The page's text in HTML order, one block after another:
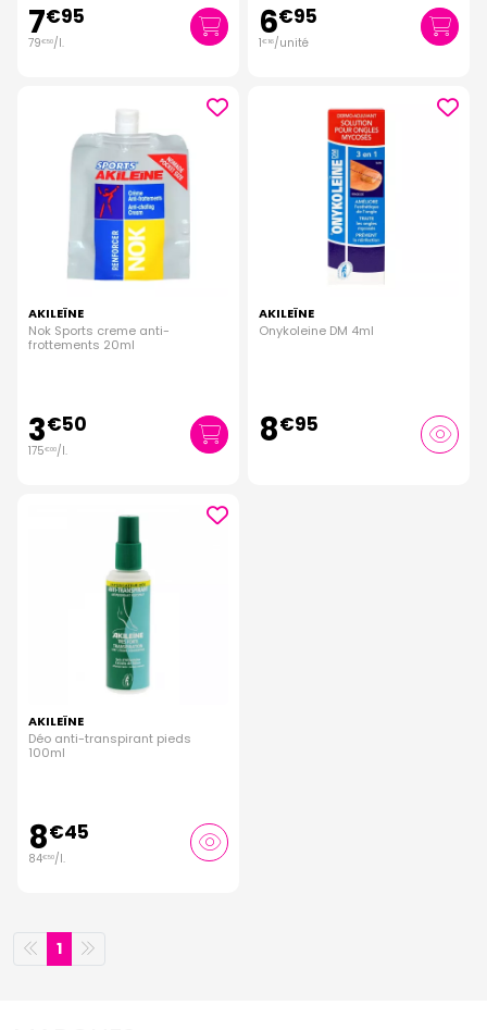
7€95
79€50/l. 6€95
1€ 16/unité
AKILEÏNE
Nok Sports creme anti-
frottements 20ml
3€50
175€00/l.
AKILEÏNE
Onykoleine DM 4ml
8€95
AKILEÏNE
Déo anti-transpirant pieds
100ml
8€45
84€50/l.
1